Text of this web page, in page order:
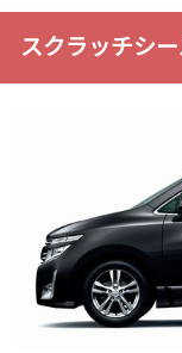
スクラッチシ